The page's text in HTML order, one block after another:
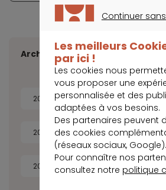
Archives
2026 2025 2024
2022 2021 2020
2018 2017
Continuer
Les meilleurs
par ici !
Les cookies nous
vous proposer une
personnalisée et des
adaptées à vos besoins.
Des partenaires peuvent
des cookies
(réseaux sociaux, Google).
Pour connaître nos
consultez notre politique